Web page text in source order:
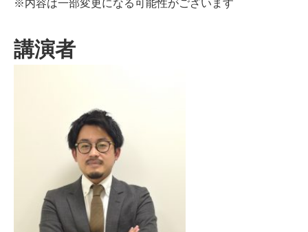
※内容は一部変更になる可能性がございます
講演者